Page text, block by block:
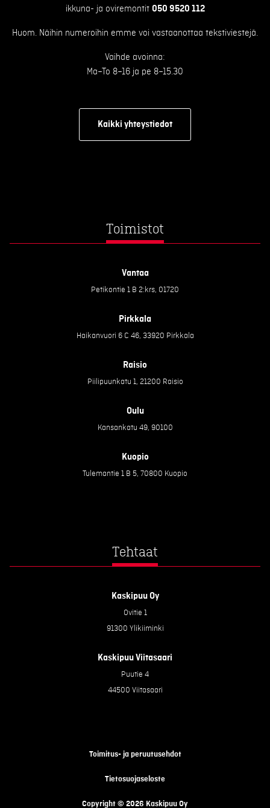
ikkuna- ja oviremontit 050 9520 112
Huom. Näihin numeroihin emme voi vastaanottaa tekstiviestejä.
Vaihde avoinna:
Ma–To 8–16 ja pe 8–15.30
Kaikki yhteystiedot
Toimistot
Vantaa
Petikontie 1 B 2:krs, 01720
Pirkkala
Haikanvuori 6 C 46, 33920 Pirkkala
Raisio
Piilipuunkatu 1, 21200 Raisio
Oulu
Kansankatu 49, 90100
Kuopio
Tulemantie 1 B 5, 70800 Kuopio
Tehtaat
Kaskipuu Oy
Ovitie 1
91300 Ylikiiminki
Kaskipuu Viitasaari
Puutie 4
44500 Viitasaari
Copyright © 2026 Kaskipuu Oy
Tietosuojaseloste
Toimitus- ja peruutusehdot